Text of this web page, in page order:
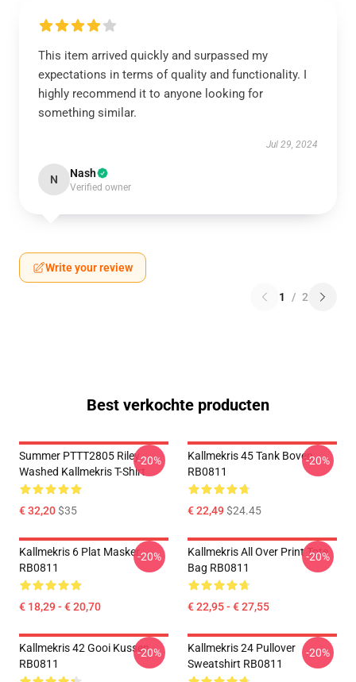
This item arrived quickly and surpassed my
expectations in terms of quality and functionality. I
highly recommend it to anyone looking for
something similar.
Jul 29, 2024
N Nash
Verified owner
Write your review
1 / 2
Best verkochte producten
Summer PTTT2805 Riley
Washed Kallmekris T-Shirt
€ 32,20$35
-20%
Kallmekris 45 Tank Boven
RB0811
€ 22,49$24.45
-20%
Kallmekris 6 Plat Masker
RB0811
€ 18,29 - € 20,70
-20%
Kallmekris All Over Print Tote
Bag RB0811
€ 22,95 - € 27,55
-20%
Kallmekris 42 Gooi Kussen
RB0811
-20%
Kallmekris 24 Pullover
Sweatshirt RB0811
-20%